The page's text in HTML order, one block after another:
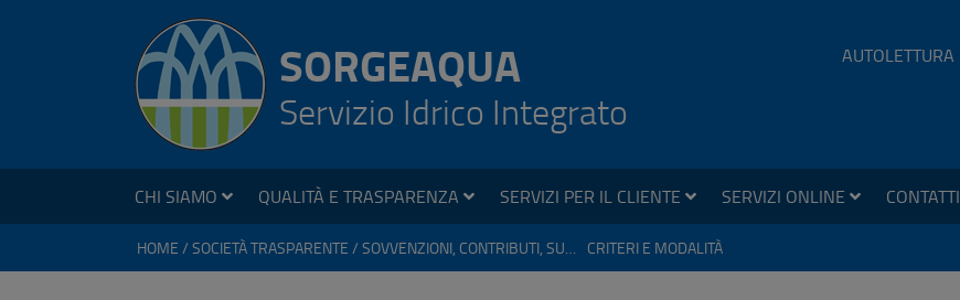
SORGEAQUA
Servizio Idrico Integrato
AUTOLETTURA
CHI SIAMO QUALITÀ E TRASPARENZA SERVIZI PER IL CLIENTE SERVIZI ONLINE CONTATTI
HOME SOCIETÀ TRASPARENTE CRITERI E MODALITÀ